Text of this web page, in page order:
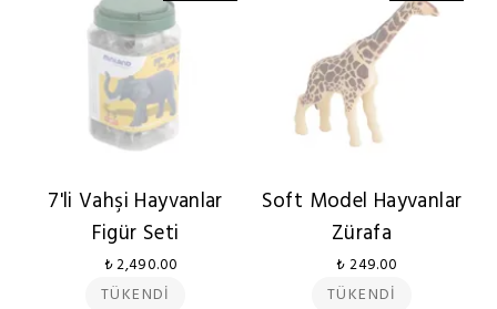
7'li Vahşi Hayvanlar
Figür Seti
₺ 2,490.00
TÜKENDİ
Soft Model Hayvanlar
Zürafa
₺ 249.00
TÜKENDİ